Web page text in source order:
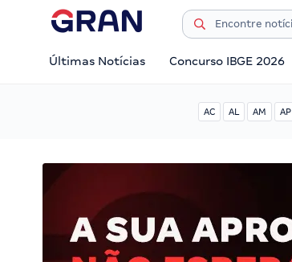
Últimas Notícias Concurso IBGE 2026
AC AL AM AP